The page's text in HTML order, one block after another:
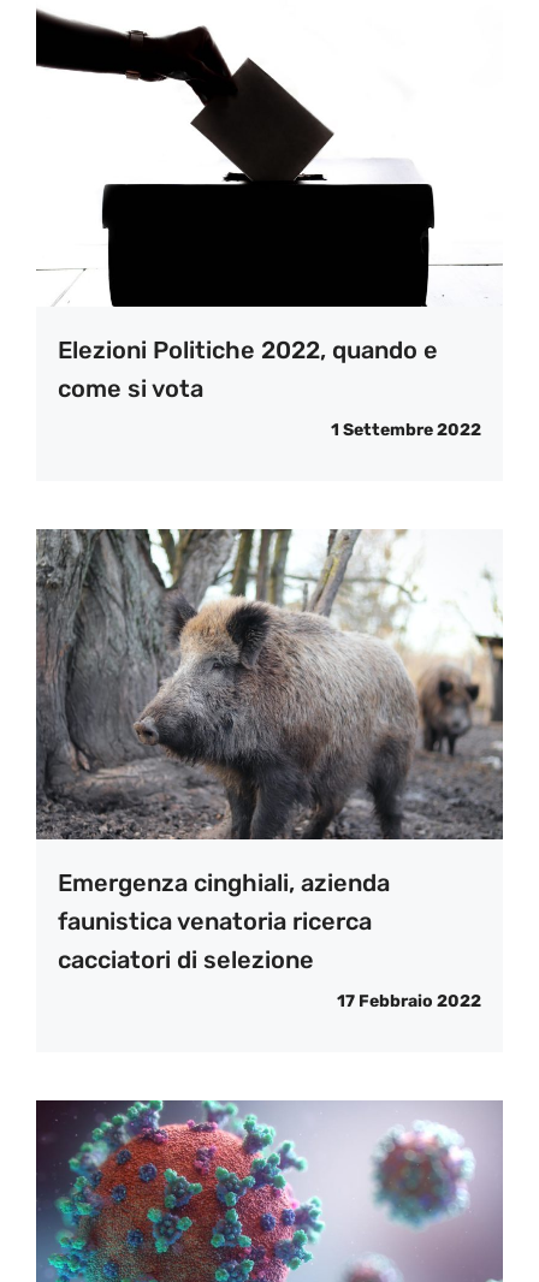
Elezioni Politiche 2022, quando e
come si vota
1 Settembre 2022
Emergenza cinghiali, azienda
faunistica venatoria ricerca
cacciatori di selezione
17 Febbraio 2022